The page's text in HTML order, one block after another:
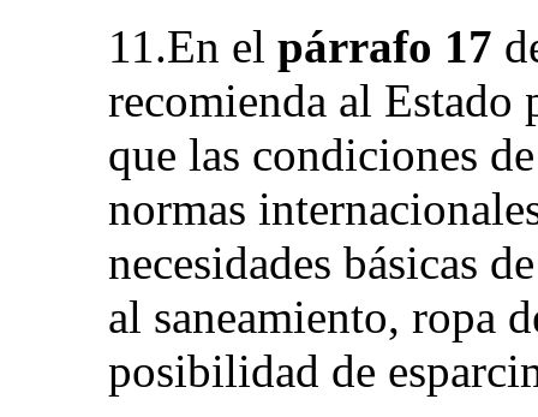
11.En el párrafo 17
recomienda al Estado
que las condiciones
normas
necesidades básicas
al saneamiento, ropa
posibilidad de